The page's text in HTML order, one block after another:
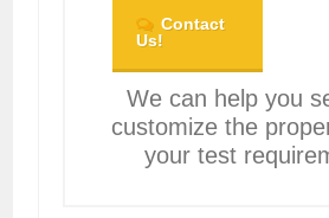
Contact
Us!
We can help you
customize the
your test